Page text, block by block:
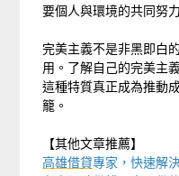
要個人與環境的共同努
完美主義不是非黑即白
用。了解自己的完美主
這種特質真正成為推動
籠。
【其他文章推薦】
高雄借貸專家，快速解